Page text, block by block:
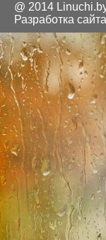
@ 2014
Разработка